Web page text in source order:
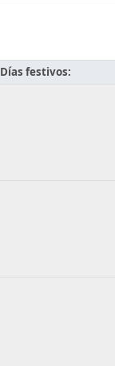
Días festivos: